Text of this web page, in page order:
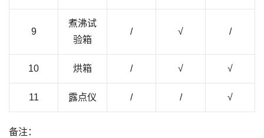
9
煮沸试
验箱
/ √ /
10 烘箱 / √ √
11 露点仪 / / √
备注：